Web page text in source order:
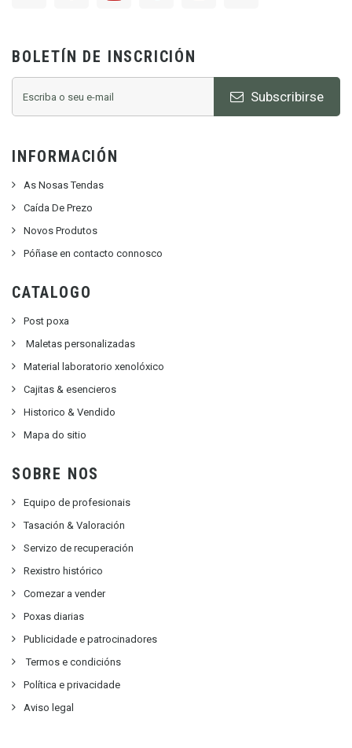
BOLETÍN DE INSCRICIÓN
Subscribirse
INFORMACIÓN
As Nosas Tendas
Caída De Prezo
Novos Produtos
Póñase en contacto connosco
CATALOGO
Post poxa
Maletas personalizadas
Material laboratorio xenolóxico
Cajitas & esencieros
Historico & Vendido
Mapa do sitio
SOBRE NOS
Equipo de profesionais
Tasación & Valoración
Servizo de recuperación
Rexistro histórico
Comezar a vender
Poxas diarias
Publicidade e patrocinadores
Termos e condicións
Política e privacidade
Aviso legal